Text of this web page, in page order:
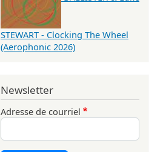
STEWART - Clocking The Wheel
(Aerophonic 2026)
Newsletter
Adresse de courriel